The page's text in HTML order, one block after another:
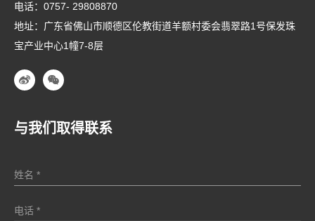
电话： 0757- 29808870
地址：广东省佛山市顺德区伦教街道羊额村委会翡翠路1号保发珠
宝产业中心1幢7-8层
与我们取得联系